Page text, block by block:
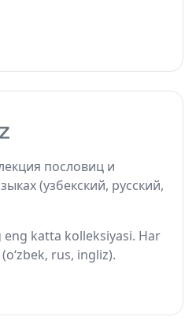
пословиц и
(узбекский, русский,
katta kolleksiyasi. Har
rus, ingliz).